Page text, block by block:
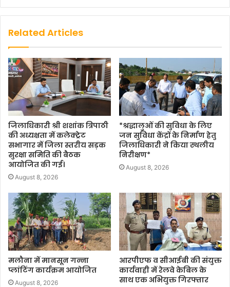
Related Articles
जिलाधिकारी श्री शशांक त्रिपाठी
की अध्यक्षता में कलेक्ट्रेट
सभागार में जिला स्तरीय सड़क
सुरक्षा समिति की बैठक
आयोजित की गई।
August 8, 2026
*श्रद्धालुओं की सुविधा के लिए
जन सुविधा केंद्रों के निर्माण हेतु
जिलाधिकारी ने किया स्थलीय
निरीक्षण*
August 8, 2026
मलौना में मानसून गन्ना
प्लांटिंग कार्यक्रम आयोजित
August 8, 2026
आरपीएफ व सीआईबी की संयुक्त
कार्यवाही में रेलवे केबिल के
साथ एक अभियुक्त गिरफ्तार